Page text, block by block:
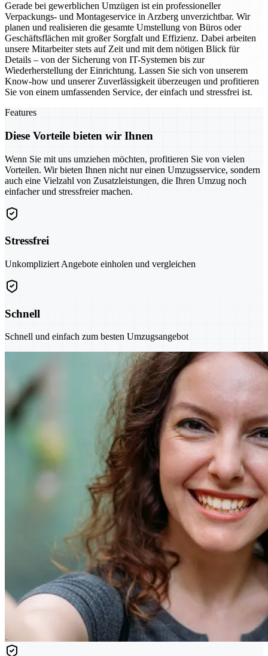
Gerade bei gewerblichen Umzügen ist ein professioneller
Verpackungs- und Montageservice in Arzberg unverzichtbar. Wir
planen und realisieren die gesamte Umstellung von Büros oder
Geschäftsflächen mit großer Sorgfalt und Effizienz. Dabei arbeiten
unsere Mitarbeiter stets auf Zeit und mit dem nötigen Blick für
Details – von der Sicherung von IT-Systemen bis zur
Wiederherstellung der Einrichtung. Lassen Sie sich von unserem
Know-how und unserer Zuverlässigkeit überzeugen und profitieren
Sie von einem umfassenden Service, der einfach und stressfrei ist.
Features
Diese Vorteile bieten wir Ihnen
Wenn Sie mit uns umziehen möchten, profitieren Sie von vielen
Vorteilen. Wir bieten Ihnen nicht nur einen Umzugsservice, sondern
auch eine Vielzahl von Zusatzleistungen, die Ihren Umzug noch
einfacher und stressfreier machen.
Stressfrei
Unkompliziert Angebote einholen und vergleichen
Schnell
Schnell und einfach zum besten Umzugsangebot